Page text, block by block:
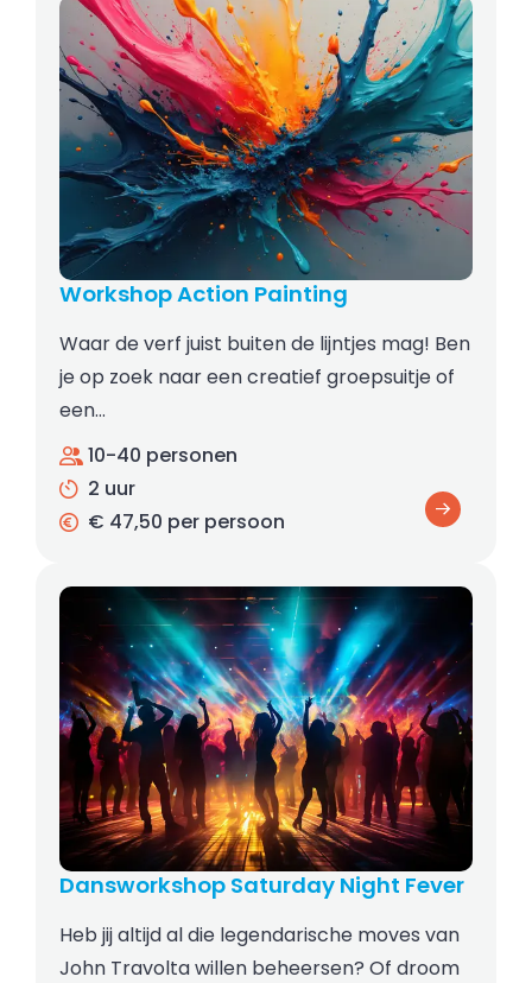
Workshop Action Painting
Waar de verf juist buiten de lijntjes mag! Ben
je op zoek naar een creatief groepsuitje of
een…
10-40 personen
2 uur
€ 47,50 per persoon
Dansworkshop Saturday Night Fever
Heb jij altijd al die legendarische moves van
John Travolta willen beheersen? Of droom